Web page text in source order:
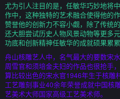
尤为引人注目的是，任敏华巧妙地将
作中，这种独特的艺术融合使得他的
赞誉他的创新力不容小觑，除了传统
还大胆尝试历史人物风景动物等更多
功底和创新精神任敏华的成就硕果累累
舟山核雕艺人中，名气最大的要数宋
周雪官和须培金夫妇的作品也很抢手
算比较出色的宋水官1946年生于核雕
工艺雕刻事业40余年荣誉成就中国核
艺美术大师国家高级工艺美术师。